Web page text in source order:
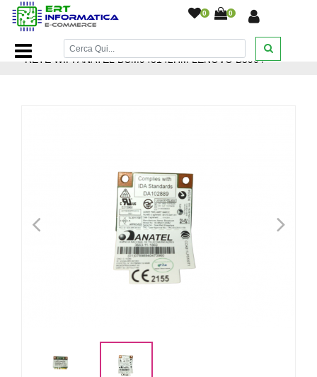
0 0
Home Page/Ricambi Notebook/Componenti/SCHEDA
RETE WIFI ANATEL BCM943142HM LENOVO B590/
< >